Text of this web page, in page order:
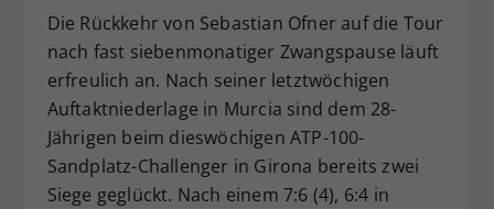
Die Rückkehr von Sebastian Ofner auf die Tour
nach fast siebenmonatiger Zwangspause läuft
erfreulich an. Nach seiner letztwöchigen
Auftaktniederlage in Murcia sind dem 28-
Jährigen beim dieswöchigen ATP-100-
Sandplatz-Challenger in Girona bereits zwei
Siege geglückt. Nach einem 7:6 (4), 6:4 in
Zweck
Dieser Wert speichert Ihre Consent-
Einstellungen. Unter anderem eine
zufällig generierte ID, für die
historische Speicherung Ihrer
vorgenommen Einstellungen, falls der
Webseiten-Betreiber dies eingestellt
hat.